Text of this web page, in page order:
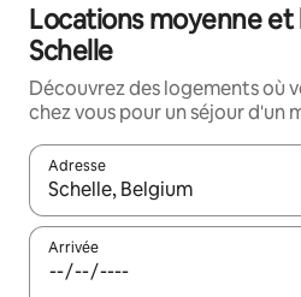
Locations moyenne
Schelle
Découvrez des logements où
chez vous pour un séjour d'un
Adresse
Lorsque les résultats
Arrivée